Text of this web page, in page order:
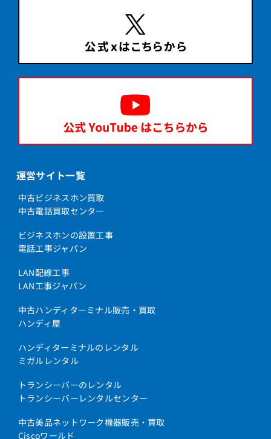
運営サイト一覧
中古ビジネスホン買取
中古電話買取センター
ビジネスホンの設置工事
電話工事ジャパン
LAN配線工事
LAN工事ジャパン
中古ハンディターミナル販売・買取
ハンディ屋
ハンディターミナルのレンタル
ミガルレンタル
トランシーバーのレンタル
トランシーバーレンタルセンター
中古美品ネットワーク機器販売・買取
Ciscoワールド